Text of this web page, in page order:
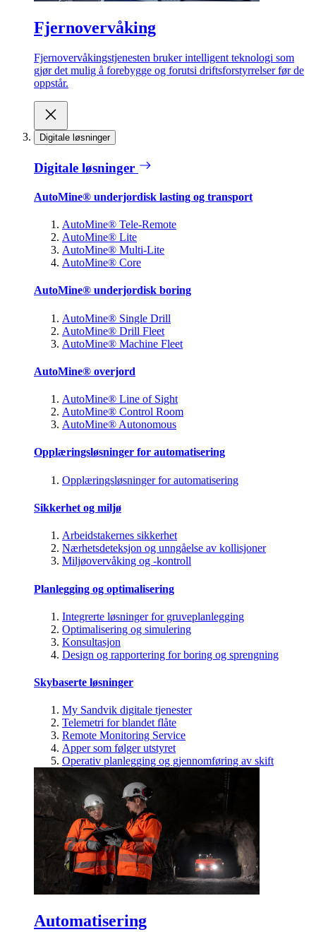
Fjernovervåking
Fjernovervåkingstjenesten bruker intelligent teknologi som
gjør det mulig å forebygge og forutsi driftsforstyrrelser før de
oppstår.
Digitale løsninger
Digitale løsninger
AutoMine® underjordisk lasting og transport
AutoMine® Tele-Remote
AutoMine® Lite
AutoMine® Multi-Lite
AutoMine® Core
AutoMine® underjordisk boring
AutoMine® Single Drill
AutoMine® Drill Fleet
AutoMine® Machine Fleet
AutoMine® overjord
AutoMine® Line of Sight
AutoMine® Control Room
AutoMine® Autonomous
Opplæringsløsninger for automatisering
Opplæringsløsninger for automatisering
Sikkerhet og miljø
Arbeidstakernes sikkerhet
Nærhetsdeteksjon og unngåelse av kollisjoner
Miljøovervåking og -kontroll
Planlegging og optimalisering
Integrerte løsninger for gruveplanlegging
Optimalisering og simulering
Konsultasjon
Design og rapportering for boring og sprengning
Skybaserte løsninger
My Sandvik digitale tjenester
Telemetri for blandet flåte
Remote Monitoring Service
Apper som følger utstyret
Operativ planlegging og gjennomføring av skift
Automatisering